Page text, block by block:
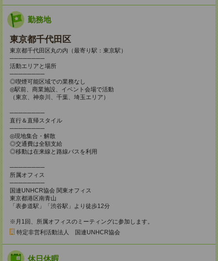
勤務地
東京都千代田区
東京都千代田区丸の内（最寄り駅：東京駅）
────────
活動エリアと場所
────────
◎喫煙可能区域での業務なし
◎駅前、商業施設、イベント会場で活動
（東京、神奈川、千葉、埼玉エリア）
────────
直行＆直帰スタイル
────────
◎現地集合・解散
◎交通費は全額支給
◎移動は在来線と路線バスを利用
────────
所属オフィス
────────
国連UNHCR協会 関東オフィス
東京都港区南青山
「表参道駅」「渋谷駅」より徒歩12分
※月1回、所属オフィスのミーティングに参加します。
特定非営利活動法人 国連UNHCR協会
休日休暇